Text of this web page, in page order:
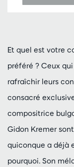
Et quel est votre
préféré ? Ceux
rafraîchir leurs
consacré
compositrice
Gidon Kremer
quiconque a déjà
pourquoi. Son